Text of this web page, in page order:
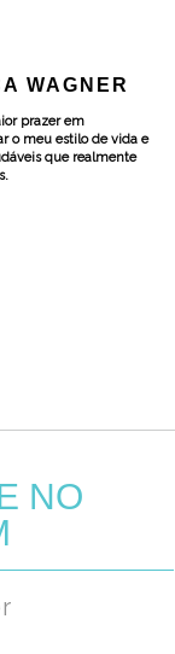
WAGNER
prazer em
o meu estilo de vida e
que realmente
NO